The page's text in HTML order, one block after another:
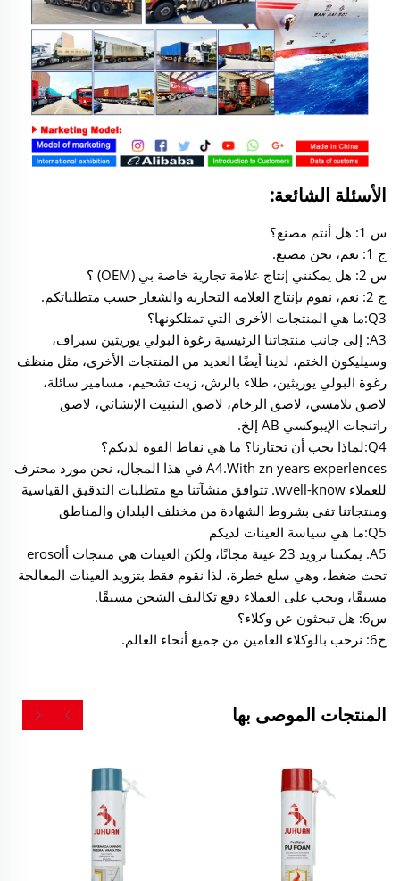
الأسئلة الشائعة:
س 1: هل أنتم مصنع؟
ج 1: نعم، نحن مصنع.
س 2: هل يمكنني إنتاج علامة تجارية خاصة بي (OEM) ؟
ج 2: نعم، نقوم بإنتاج العلامة التجارية والشعار حسب متطلباتكم.
Q3:ما هي المنتجات الأخرى التي تمتلكونها؟
A3: إلى جانب منتجاتنا الرئيسية رغوة البولي يوريثين سبراف،
وسيليكون الختم، لدينا أيضًا العديد من المنتجات الأخرى، مثل منظف
رغوة البولي يوريثين، طلاء بالرش، زيت تشحيم، مسامير سائلة،
لاصق تلامسي، لاصق الرخام، لاصق التثبيت الإنشائي، لاصق
راتنجات الإيبوكسي AB إلخ.
Q4:لماذا يجب أن تختارنا؟ ما هي نقاط القوة لديكم؟
A4.With zn years experlences في هذا المجال، نحن مورد محترف
للعملاء wvell-know. تتوافق منشآتنا مع متطلبات التدقيق القياسية
ومنتجاتنا تفي بشروط الشهادة من مختلف البلدان والمناطق
Q5:ما هي سياسة العينات لديكم
A5. يمكننا تزويد 23 عينة مجانًا، ولكن العينات هي منتجات أerosol
تحت ضغط، وهي سلع خطرة، لذا نقوم فقط بتزويد العينات المعالجة
مسبقًا، ويجب على العملاء دفع تكاليف الشحن مسبقًا.
س6: هل تبحثون عن وكلاء؟
ج6: نرحب بالوكلاء العامين من جميع أنحاء العالم.
المنتجات الموصى بها